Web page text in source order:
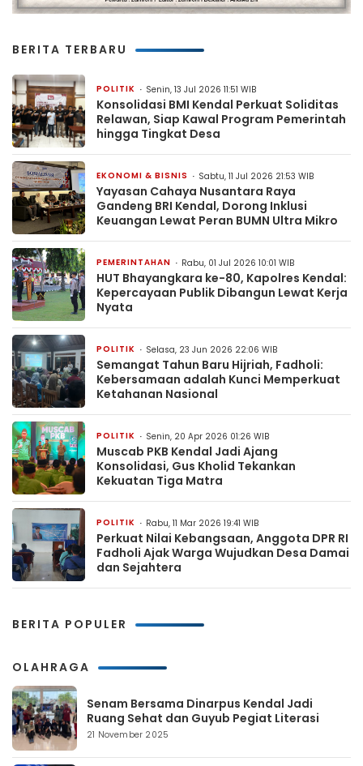
BERITA TERBARU
POLITIK Senin, 13 Jul 2026 11:51 WIB
Konsolidasi BMI Kendal Perkuat Soliditas
Relawan, Siap Kawal Program Pemerintah
hingga Tingkat Desa
EKONOMI & BISNIS Sabtu, 11 Jul 2026 21:53 WIB
Yayasan Cahaya Nusantara Raya
Gandeng BRI Kendal, Dorong Inklusi
Keuangan Lewat Peran BUMN Ultra Mikro
PEMERINTAHAN Rabu, 01 Jul 2026 10:01 WIB
HUT Bhayangkara ke-80, Kapolres Kendal:
Kepercayaan Publik Dibangun Lewat Kerja
Nyata
POLITIK Selasa, 23 Jun 2026 22:06 WIB
Semangat Tahun Baru Hijriah, Fadholi:
Kebersamaan adalah Kunci Memperkuat
Ketahanan Nasional
POLITIK Senin, 20 Apr 2026 01:26 WIB
Muscab PKB Kendal Jadi Ajang
Konsolidasi, Gus Kholid Tekankan
Kekuatan Tiga Matra
POLITIK Rabu, 11 Mar 2026 19:41 WIB
Perkuat Nilai Kebangsaan, Anggota DPR RI
Fadholi Ajak Warga Wujudkan Desa Damai
dan Sejahtera
BERITA POPULER
OLAHRAGA
Senam Bersama Dinarpus Kendal Jadi
Ruang Sehat dan Guyub Pegiat Literasi
21 November 2025